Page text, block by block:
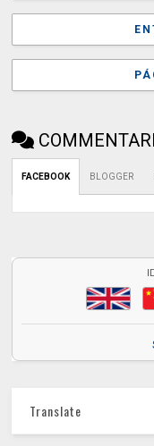
FACEBOOK BLOGGER
Translate